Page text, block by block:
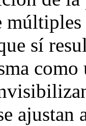
sí
ajustan